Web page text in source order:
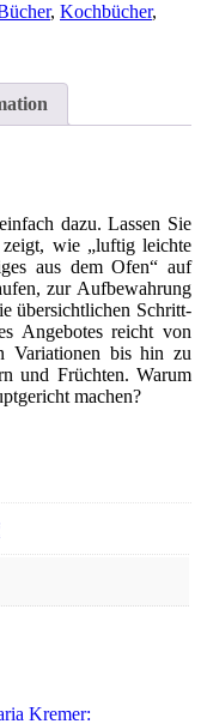
, Kochbücher,
dazu. Lassen Sie
wie „luftig leichte
aus dem Ofen“ auf
zur Aufbewahrung
übersichtlichen Schritt-
Angebotes reicht von
Variationen bis hin zu
und Früchten. Warum
machen?
Kremer: